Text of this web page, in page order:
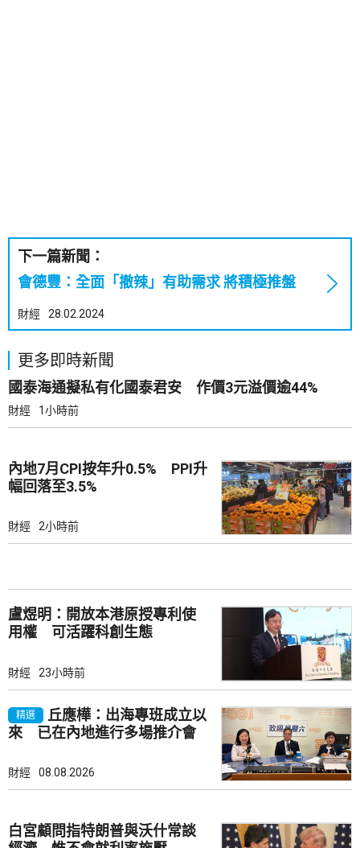
下一篇新聞：
會德豐：全面「撤辣」有助需求 將積極推盤
財經 28.02.2024
更多即時新聞
國泰海通擬私有化國泰君安 作價3元溢價逾44%
財經 1小時前
內地7月CPI按年升0.5% PPI升
幅回落至3.5%
財經 2小時前
盧煜明：開放本港原授專利使
用權 可活躍科創生態
財經 23小時前
精選
丘應樺：出海專班成立以
來 已在內地進行多場推介會
財經 08.08.2026
白宮顧問指特朗普與沃什常談